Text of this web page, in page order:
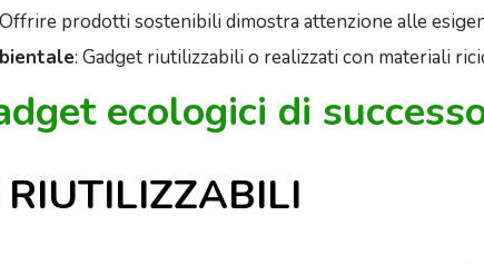
prodotti sostenibili dimostra attenzione alle
: Gadget riutilizzabili o realizzati con materiali
ecologici di
RIUTILIZZABILI